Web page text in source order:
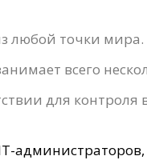
любой точки мира.
всего
для контроля